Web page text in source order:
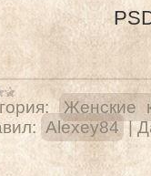
Женские
Alexey84 |